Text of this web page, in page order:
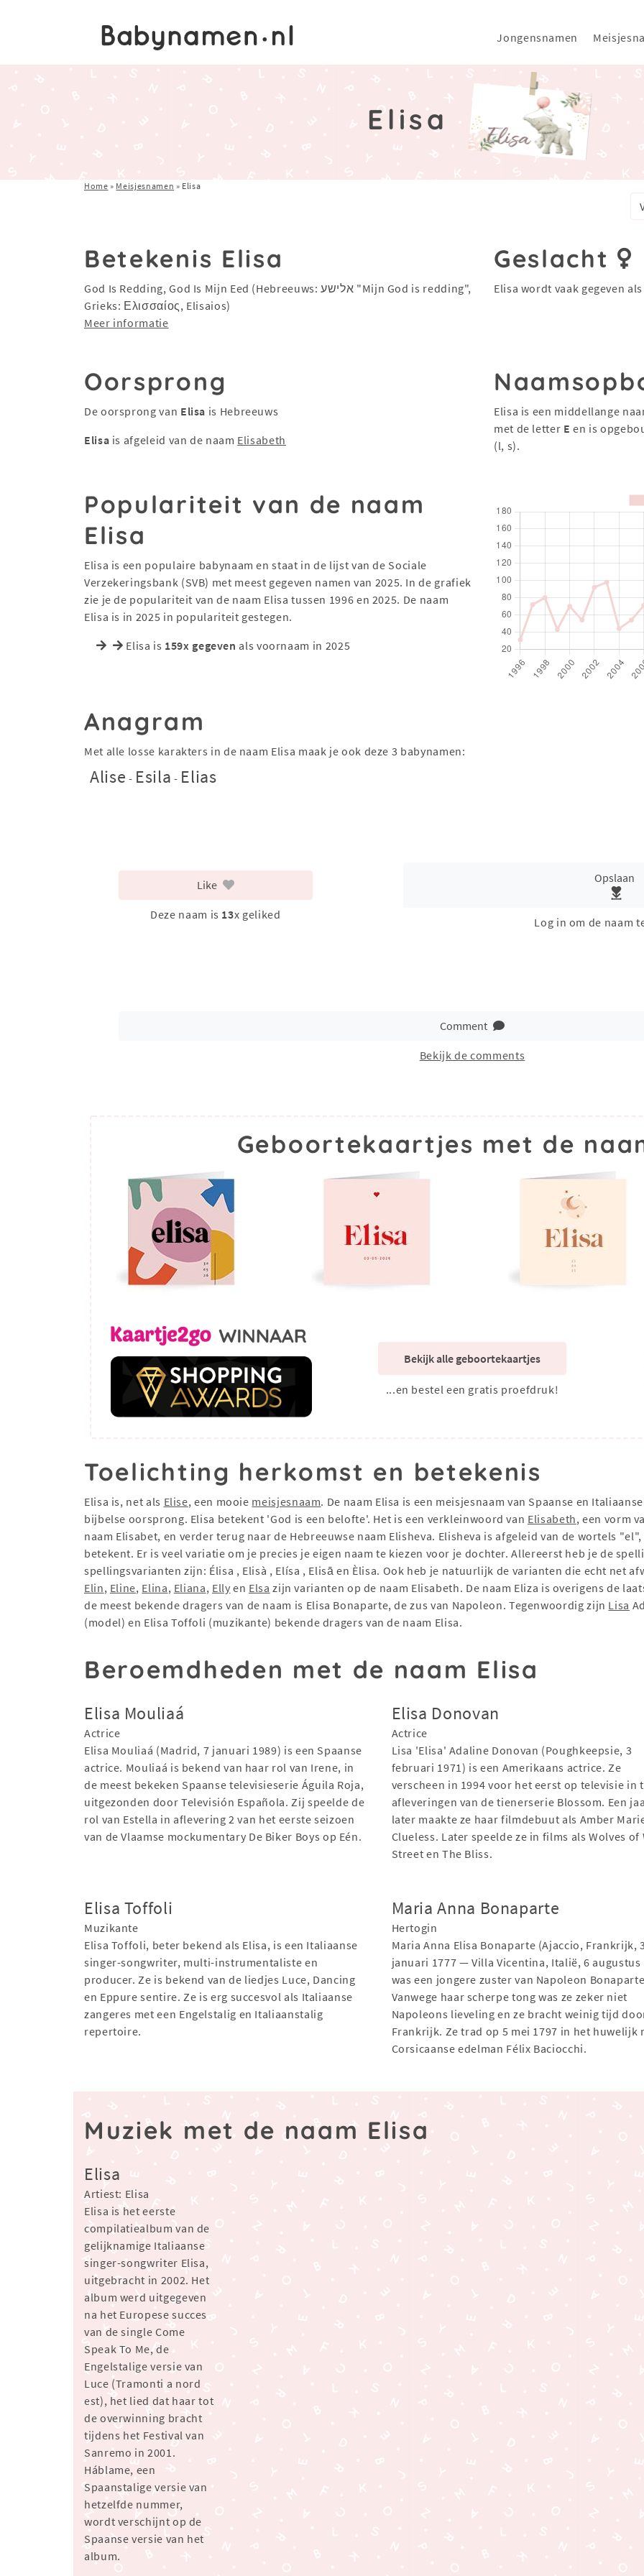
Jongensnamen
Elisa
Home » Meisjesnamen » Elisa
Betekenis Elisa
God Is Redding, God Is Mijn Eed (Hebreeuws: אלישע "Mijn God is redding",
Grieks: Ελισσαίος, Elisaios)
Meer informatie
Geslacht
Elisa wordt vaak gegeven als
Oorsprong
De oorsprong van Elisa is Hebreeuws
Elisa is afgeleid van de naam Elisabeth
Elisa is een middellange
met de letter E en is
(l, s).
Populariteit van de naam
Elisa
Elisa is een populaire babynaam en staat in de lijst van de Sociale
Verzekeringsbank (SVB) met meest gegeven namen van 2025. In de grafiek
zie je de populariteit van de naam Elisa tussen 1996 en 2025. De naam
Elisa is in 2025 in populariteit gestegen.
Elisa is 159x gegeven als voornaam in 2025
Anagram
Met alle losse karakters in de naam Elisa maak je ook deze 3 babynamen:
Alise - Esila - Elias
Like
Deze naam is 13x geliked
Opslaan
Log in om de naam
Comment
Bekijk de comments
Geboortekaartjes met de
Bekijk alle geboortekaartjes
...en bestel een gratis proefdruk!
Toelichting herkomst en betekenis
Elisa is, net als Elise, een mooie meisjesnaam. De naam Elisa is een meisjesnaam van Spaanse en
bijbelse oorsprong. Elisa betekent 'God is een belofte'. Het is een verkleinwoord van Elisabeth, een vorm
naam Elisabet, en verder terug naar de Hebreeuwse naam Elisheva. Elisheva is afgeleid van de wortels
betekent. Er is veel variatie om je precies je eigen naam te kiezen voor je dochter. Allereerst heb je de
spellingsvarianten zijn: Élisa , Elisà , Elísa , Elisā en Èlisa. Ook heb je natuurlijk de varianten die echt net
Elin, Eline, Elina, Eliana, Elly en Elsa zijn varianten op de naam Elisabeth. De naam Eliza is overigens de
de meest bekende dragers van de naam is Elisa Bonaparte, de zus van Napoleon. Tegenwoordig zijn Lisa
(model) en Elisa Toffoli (muzikante) bekende dragers van de naam Elisa.
Beroemdheden met de naam Elisa
Elisa Mouliaá
Actrice
Elisa Mouliaá (Madrid, 7 januari 1989) is een Spaanse
actrice. Mouliaá is bekend van haar rol van Irene, in
de meest bekeken Spaanse televisieserie Águila Roja,
uitgezonden door Televisión Española. Zij speelde de
rol van Estella in aflevering 2 van het eerste seizoen
van de Vlaamse mockumentary De Biker Boys op Eén.
Elisa Donovan
Actrice
Lisa 'Elisa' Adaline Donovan (Poughkeepsie, 3
februari 1971) is een Amerikaans actrice. Ze
verscheen in 1994 voor het eerst op televisie in
afleveringen van de tienerserie Blossom. Een
later maakte ze haar filmdebuut als Amber
Clueless. Later speelde ze in films als Wolves of
Street en The Bliss.
Elisa Toffoli
Muzikante
Elisa Toffoli, beter bekend als Elisa, is een Italiaanse
singer-songwriter, multi-instrumentaliste en
producer. Ze is bekend van de liedjes Luce, Dancing
en Eppure sentire. Ze is erg succesvol als Italiaanse
zangeres met een Engelstalig en Italiaanstalig
repertoire.
Maria Anna Bonaparte
Hertogin
Maria Anna Elisa Bonaparte (Ajaccio, Frankrijk, 3
januari 1777 — Villa Vicentina, Italië, 6 augustus
was een jongere zuster van Napoleon
Vanwege haar scherpe tong was ze zeker niet
Napoleons lieveling en ze bracht weinig tijd
Frankrijk. Ze trad op 5 mei 1797 in het huwelijk
Corsicaanse edelman Félix Baciocchi.
Muziek met de naam Elisa
Elisa
Artiest: Elisa
Elisa is het eerste
compilatiealbum van de
gelijknamige Italiaanse
singer-songwriter Elisa,
uitgebracht in 2002. Het
album werd uitgegeven
na het Europese succes
van de single Come
Speak To Me, de
Engelstalige versie van
Luce (Tramonti a nord
est), het lied dat haar tot
de overwinning bracht
tijdens het Festival van
Sanremo in 2001.
Háblame, een
Spaanstalige versie van
hetzelfde nummer,
wordt verschijnt op de
Spaanse versie van het
album.